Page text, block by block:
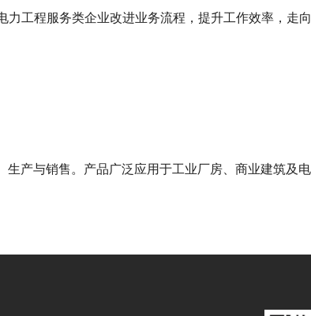
工程服务类企业改进业务流程，提升工作效率，走
产与销售。产品广泛应用于工业厂房、商业建筑及